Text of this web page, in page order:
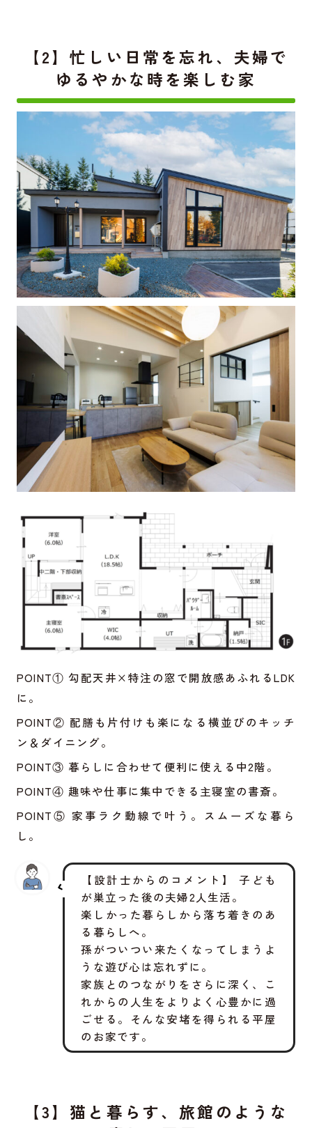
【2】忙しい日常を忘れ、夫婦で
ゆるやかな時を楽しむ家
POINT① 勾配天井×特注の窓で開放感あふれるLDK
に。
POINT② 配膳も片付けも楽になる横並びのキッチ
ン＆ダイニング。
POINT③ 暮らしに合わせて便利に使える中2階。
POINT④ 趣味や仕事に集中できる主寝室の書斎。
POINT⑤ 家事ラク動線で叶う。スムーズな暮ら
し。
【設計士からのコメント】 子ども
が巣立った後の夫婦2人生活。
楽しかった暮らしから落ち着きのあ
る暮らしへ。
孫がついつい来たくなってしまうよ
うな遊び心は忘れずに。
家族とのつながりをさらに深く、こ
れからの人生をよりよく心豊かに過
ごせる。そんな安堵を得られる平屋
のお家です。
【3】猫と暮らす、旅館のような